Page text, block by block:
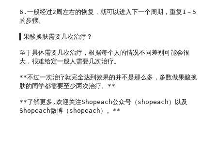
6.一般经过2周左右的恢复，就可以进入下一个周期，重复1－5
的步骤。
▍果酸换肤需要几次治疗？
至于具体需要几次治疗，根据每个人的情况不同差别可能会很
大，很难给定一般人需要几次治疗。
**不过一次治疗就完全达到效果的并不是那么多，多数做果酸换
肤的同学都需要至少两次治疗。**
**了解更多,欢迎关注Shopeach公众号（shopeach）以及
Shopeach微博（shopeach）。**